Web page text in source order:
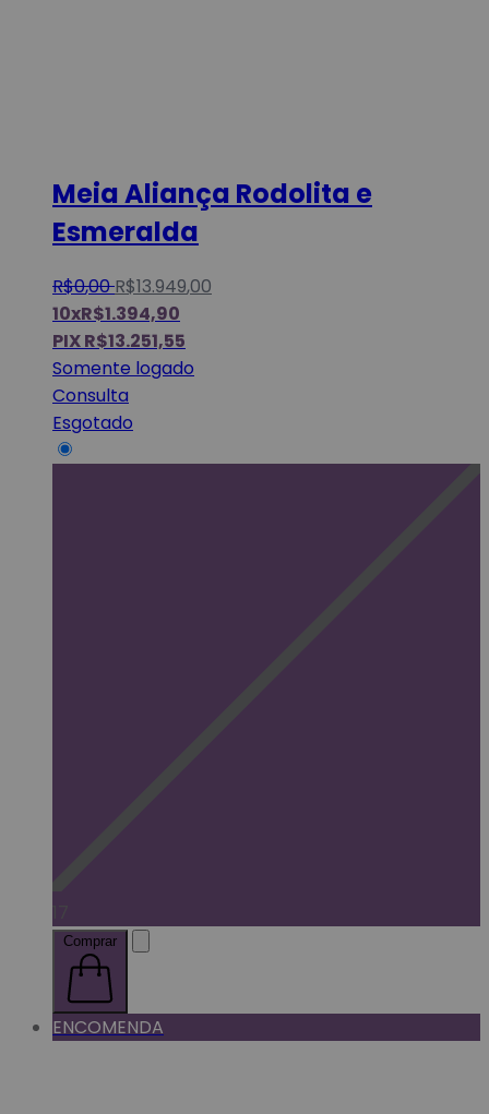
Meia Aliança Rodolita e
Esmeralda
R$0,00 R$13.949,00
10xR$1.394,90
PIXR$13.251,55
Somente logado
Consulta
Esgotado
Comprar